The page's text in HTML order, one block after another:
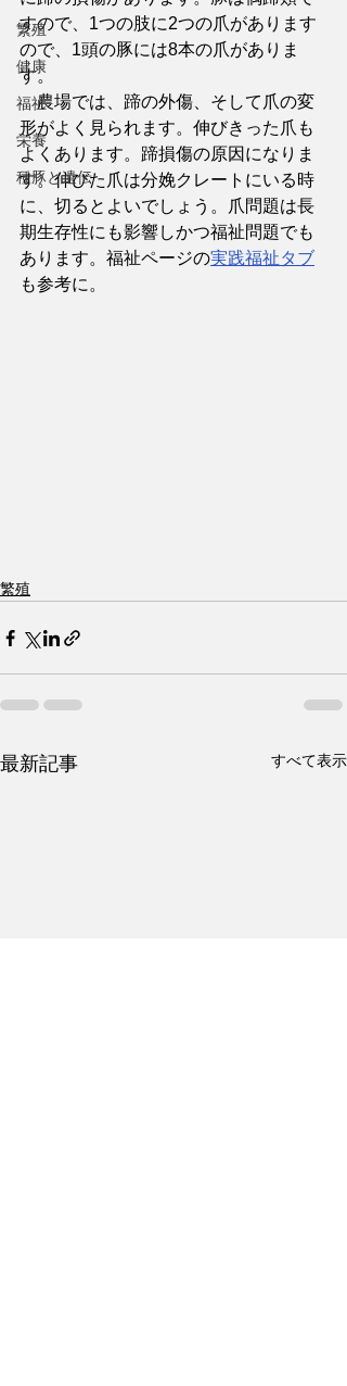
繁殖
健康
福祉
栄養
種豚と遺伝
すので、1つの肢に2つの爪があります
ので、1頭の豚には8本の爪がありま
す。
農場では、蹄の外傷、そして爪の変
形がよく見られます。伸びきった爪も
よくあります。蹄損傷の原因になりま
す。伸びた爪は分娩クレートにいる時
に、切るとよいでしょう。爪問題は長
期生存性にも影響しかつ福祉問題でも
あります。福祉ページの実践福祉タブ
も参考に。
繁殖
最新記事 すべて表示